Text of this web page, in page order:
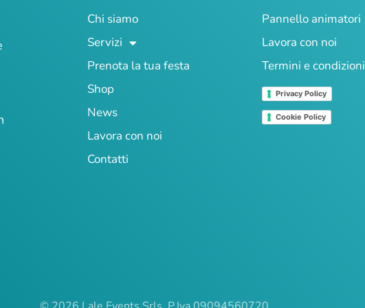
Chi siamo
Servizi
Prenota la tua festa
Shop
News
Lavora con noi
Contatti
Pannello animatori
Lavora con noi
Termini e condizioni
Privacy Policy
Cookie Policy